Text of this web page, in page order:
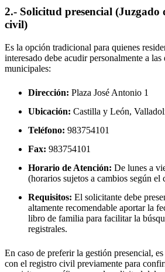
2.- Solicitud presencial (Juzgado
civil)
Es la opción tradicional para quienes
interesado debe acudir personalmente a las
municipales:
Dirección: Plaza José Antonio 1
Ubicación: Castilla y León,
Teléfono: 983754101
Fax: 983754101
Horario de Atención: De lunes a
(horarios sujetos a cambios según el
Requisitos: El solicitante debe
altamente recomendable aportar la
libro de familia para facilitar la
registrales.
En caso de preferir la gestión presencial,
con el registro civil previamente para